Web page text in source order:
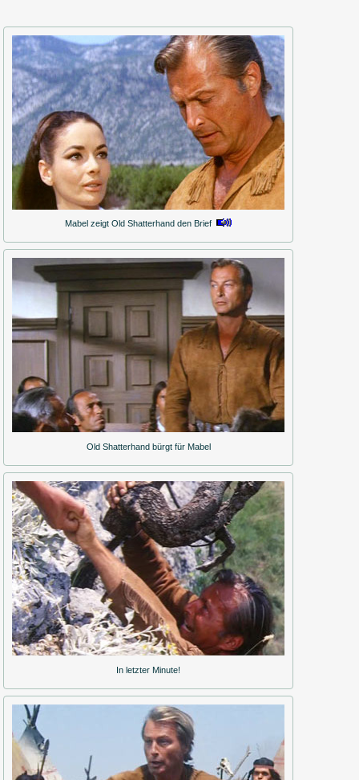
Mabel zeigt Old Shatterhand den Brief
Old Shatterhand bürgt für Mabel
In letzter Minute!